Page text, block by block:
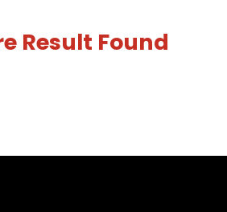
Result Found